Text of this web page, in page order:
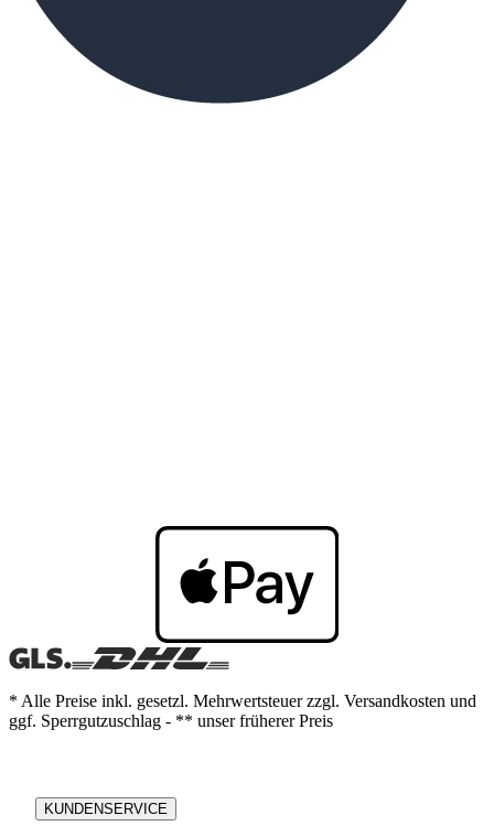
* Alle Preise inkl. gesetzl. Mehrwertsteuer zzgl. Versandkosten und
ggf. Sperrgutzuschlag - ** unser früherer Preis
KUNDENSERVICE